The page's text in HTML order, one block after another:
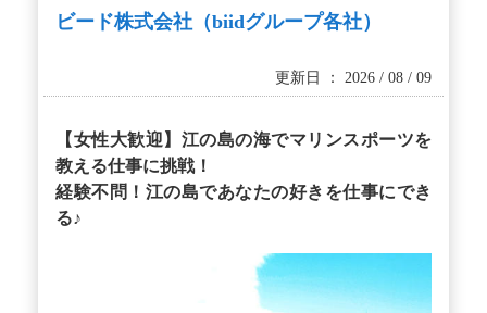
ビード株式会社（biidグループ各社）
更新日 ： 2026 / 08 / 09
【女性大歓迎】江の島の海でマリンスポーツを
教える仕事に挑戦！
経験不問！江の島であなたの好きを仕事にでき
る♪